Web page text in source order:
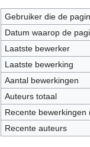
Gebruiker die de
Datum waarop de
Laatste bewerker
Laatste bewerking
Aantal bewerkingen
Auteurs totaal
Recente
Recente auteurs